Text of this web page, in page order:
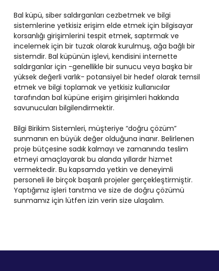
Bal küpü, siber saldırganları cezbetmek ve bilgi
sistemlerine yetkisiz erişim elde etmek için bilgisayar
korsanlığı girişimlerini tespit etmek, saptırmak ve
incelemek için bir tuzak olarak kurulmuş, ağa bağlı bir
sistemdir. Bal küpünün işlevi, kendisini internette
saldırganlar için -genellikle bir sunucu veya başka bir
yüksek değerli varlık- potansiyel bir hedef olarak temsil
etmek ve bilgi toplamak ve yetkisiz kullanıcılar
tarafından bal küpüne erişim girişimleri hakkında
savunucuları bilgilendirmektir.
Bilgi Birikim Sistemleri, müşteriye “doğru çözüm”
sunmanın en büyük değer olduğuna inanır. Belirlenen
proje bütçesine sadık kalmayı ve zamanında teslim
etmeyi amaçlayarak bu alanda yıllardır hizmet
vermektedir. Bu kapsamda yetkin ve deneyimli
personeli ile birçok başarılı projeler gerçekleştirmiştir.
Yaptığımız işleri tanıtma ve size de doğru çözümü
sunmamız için lütfen izin verin size ulaşalım.